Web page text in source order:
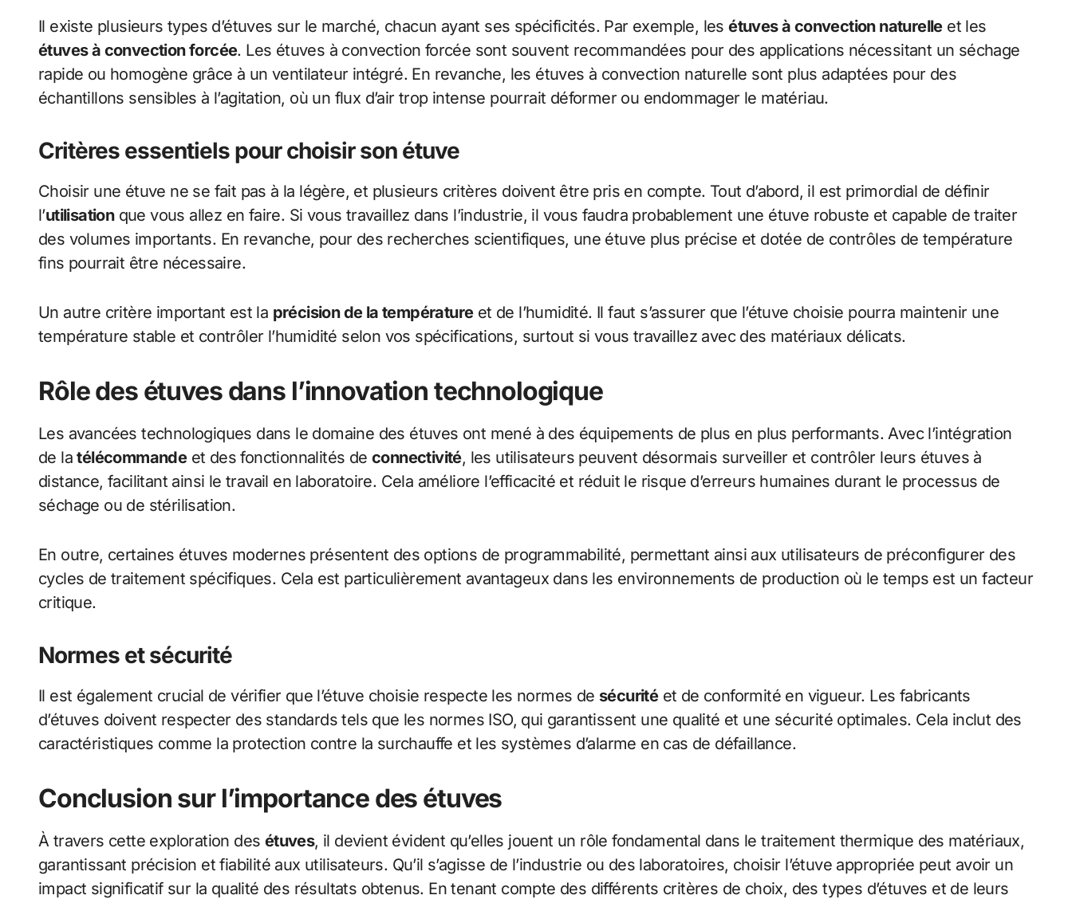
Il existe plusieurs types d’étuves sur le marché, chacun ayant ses spécificités. Par exemple, lesétuves à convection naturelleet les
étuves à convection forcée. Les étuves à convection forcée sont souvent recommandées pour des applications nécessitant un séchage
rapide ou homogène grâce à un ventilateur intégré. En revanche, les étuves à convection naturelle sont plus adaptées pour des
échantillons sensibles à l’agitation, où un flux d’air trop intense pourrait déformer ou endommager le matériau.
Critères essentiels pour choisir son étuve
Choisir une étuve ne se fait pas à la légère, et plusieurs critères doivent être pris en compte. Tout d’abord, il est primordial de définir
l’utilisationque vous allez en faire. Si vous travaillez dans l’industrie, il vous faudra probablement une étuve robuste et capable de traiter
des volumes importants. En revanche, pour des recherches scientifiques, une étuve plus précise et dotée de contrôles de température
fins pourrait être nécessaire.
Un autre critère important est la précision de la températureet de l’humidité. Il faut s’assurer que l’étuve choisie pourra maintenir une
température stable et contrôler l’humidité selon vos spécifications, surtout si vous travaillez avec des matériaux délicats.
Rôle des étuves dans l’innovation technologique
Les avancées technologiques dans le domaine des étuves ont mené à des équipements de plus en plus performants. Avec l’intégration
de latélécommandeet des fonctionnalités deconnectivité, les utilisateurs peuvent désormais surveiller et contrôler leurs étuves à
distance, facilitant ainsi le travail en laboratoire. Cela améliore l’efficacité et réduit le risque d’erreurs humaines durant le processus de
séchage ou de stérilisation.
En outre, certaines étuves modernes présentent des options de programmabilité, permettant ainsi aux utilisateurs de préconfigurer des
cycles de traitement spécifiques. Cela est particulièrement avantageux dans les environnements de production où le temps est un facteur
critique.
Normes et sécurité
Il est également crucial de vérifier que l’étuve choisie respecte les normes de sécuritéet de conformité en vigueur. Les fabricants
d’étuves doivent respecter des standards tels que les normes ISO, qui garantissent une qualité et une sécurité optimales. Cela inclut des
caractéristiques comme la protection contre la surchauffe et les systèmes d’alarme en cas de défaillance.
Conclusion sur l’importance des étuves
À travers cette exploration des étuves, il devient évident qu’elles jouent un rôle fondamental dans le traitement thermique des matériaux,
garantissant précision et fiabilité aux utilisateurs. Qu’il s’agisse de l’industrie ou des laboratoires, choisir l’étuve appropriée peut avoir un
impact significatif sur la qualité des résultats obtenus. En tenant compte des différents critères de choix, des types d’étuves et de leurs